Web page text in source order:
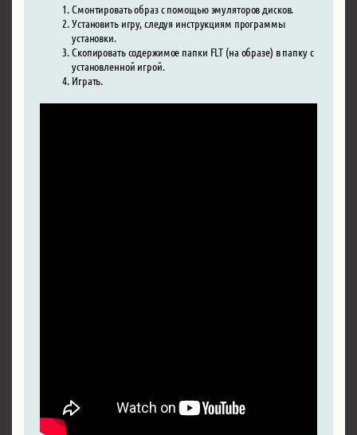
Смонтировать образ с помощью эмуляторов дисков.
Установить игру, следуя инструкциям программы
установки.
Скопировать содержимое папки FLT (на образе) в папку с
установленной игрой.
Играть.